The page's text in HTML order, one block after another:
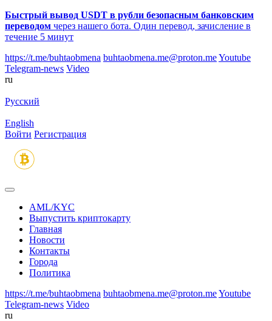
Быстрый вывод USDT в рубли безопасным банковским
переводом через нашего бота. Один перевод, зачисление в
течение 5 минут
https://t.me/buhtaobmena buhtaobmena.me@proton.meYoutube
Telegram-news Video
ru
Русский
English
Войти Регистрация
AML/KYC
Выпустить криптокарту
Главная
Новости
Контакты
Города
Политика
https://t.me/buhtaobmena buhtaobmena.me@proton.meYoutube
Telegram-news Video
ru